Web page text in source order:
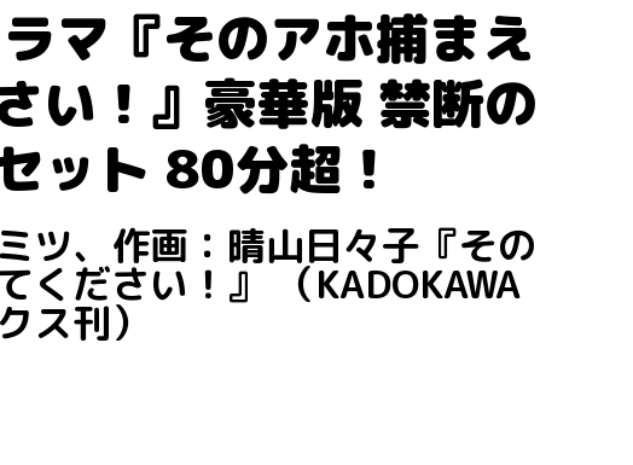
マ『そのアホ捕まえ
い！』豪華版 禁断の
ット 80分超！
ツ、作画：晴山日々子『その
ください！』 （KADOKAWA
ス刊）